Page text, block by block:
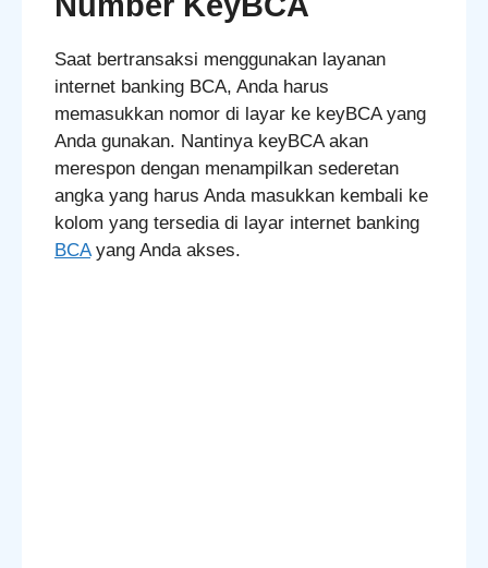
Saat bertransaksi menggunakan layanan
internet banking BCA, Anda harus
memasukkan nomor di layar ke keyBCA yang
Anda gunakan. Nantinya keyBCA akan
merespon dengan menampilkan sederetan
angka yang harus Anda masukkan kembali ke
kolom yang tersedia di layar internet banking
BCAyang Anda akses.